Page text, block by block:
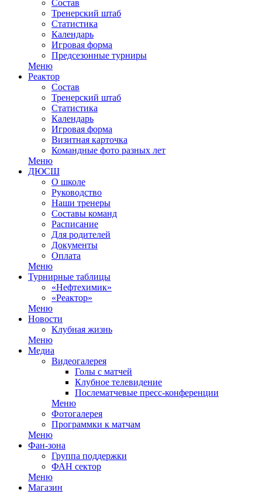
Состав
Тренерский штаб
Статистика
Календарь
Игровая форма
Предсезонные турниры
Меню
Реактор
Состав
Тренерский штаб
Статистика
Календарь
Игровая форма
Визитная карточка
Командные фото разных лет
Меню
ДЮСШ
О школе
Руководство
Наши тренеры
Составы команд
Расписание
Для родителей
Документы
Оплата
Меню
Турнирные таблицы
«Нефтехимик»
«Реактор»
Меню
Новости
Клубная жизнь
Меню
Медиа
Видеогалерея
Голы с матчей
Клубное телевидение
Послематчевые пресс-конференции
Меню
Фотогалерея
Программки к матчам
Меню
Фан-зона
Группа поддержки
ФАН сектор
Меню
Магазин